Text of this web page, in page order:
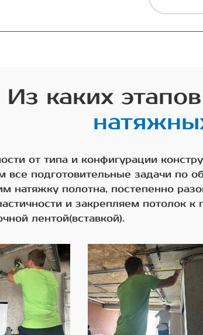
Из каких
от типа и конфигурации
все подготовительные задачи по
натяжку полотна, постепенно
и закрепляем потолок
лентой(вставкой).